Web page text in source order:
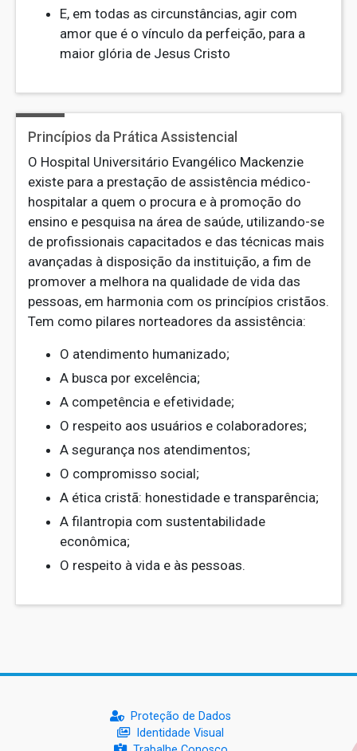
E, em todas as circunstâncias, agir com
amor que é o vínculo da perfeição, para a
maior glória de Jesus Cristo
Princípios da Prática Assistencial
O Hospital Universitário Evangélico Mackenzie
existe para a prestação de assistência médico-
hospitalar a quem o procura e à promoção do
ensino e pesquisa na área de saúde, utilizando-se
de profissionais capacitados e das técnicas mais
avançadas à disposição da instituição, a fim de
promover a melhora na qualidade de vida das
pessoas, em harmonia com os princípios cristãos.
Tem como pilares norteadores da assistência:
O atendimento humanizado;
A busca por excelência;
A competência e efetividade;
O respeito aos usuários e colaboradores;
A segurança nos atendimentos;
O compromisso social;
A ética cristã: honestidade e transparência;
A filantropia com sustentabilidade
econômica;
O respeito à vida e às pessoas.
Proteção de Dados
Identidade Visual